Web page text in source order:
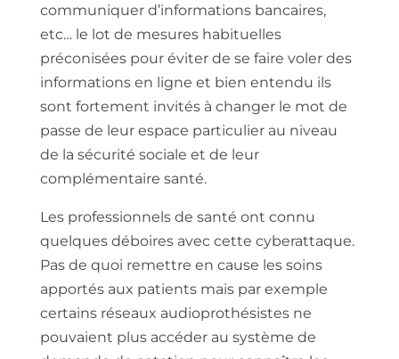
communiquer d’informations bancaires,
etc… le lot de mesures habituelles
préconisées pour éviter de se faire voler des
informations en ligne et bien entendu ils
sont fortement invités à changer le mot de
passe de leur espace particulier au niveau
de la sécurité sociale et de leur
complémentaire santé.
Les professionnels de santé ont connu
quelques déboires avec cette cyberattaque.
Pas de quoi remettre en cause les soins
apportés aux patients mais par exemple
certains réseaux audioprothésistes ne
pouvaient plus accéder au système de